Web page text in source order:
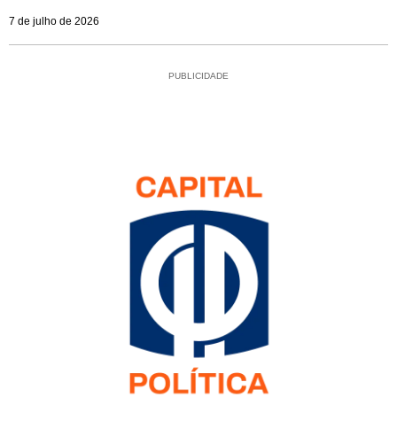
7 de julho de 2026
PUBLICIDADE